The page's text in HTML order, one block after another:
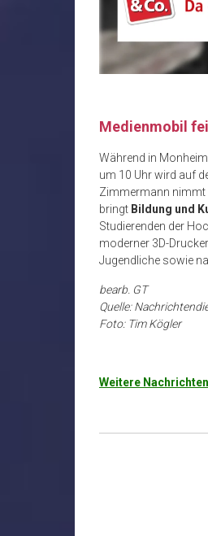
Medienmobil
Während in
um 10 Uhr wird auf
Zimmermann nimmt
bringt Bildung und
Studierenden der
moderner 3D-
Jugendliche sowie
bearb. GT
Quelle:
Foto: Tim Kögler
Weitere